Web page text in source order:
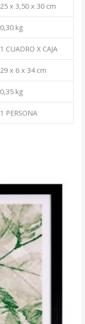
25 x 3,50 x 30 cm
0,30 kg
1 CUADRO X CAJA
29 x 6 x 34 cm
0,35 kg
1 PERSONA